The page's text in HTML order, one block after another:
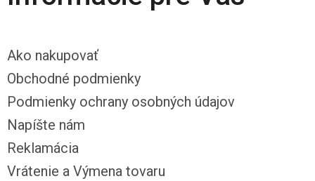
Ako nakupovať
Obchodné podmienky
Podmienky ochrany osobných údajov
Napíšte nám
Reklamácia
Vrátenie a Výmena tovaru